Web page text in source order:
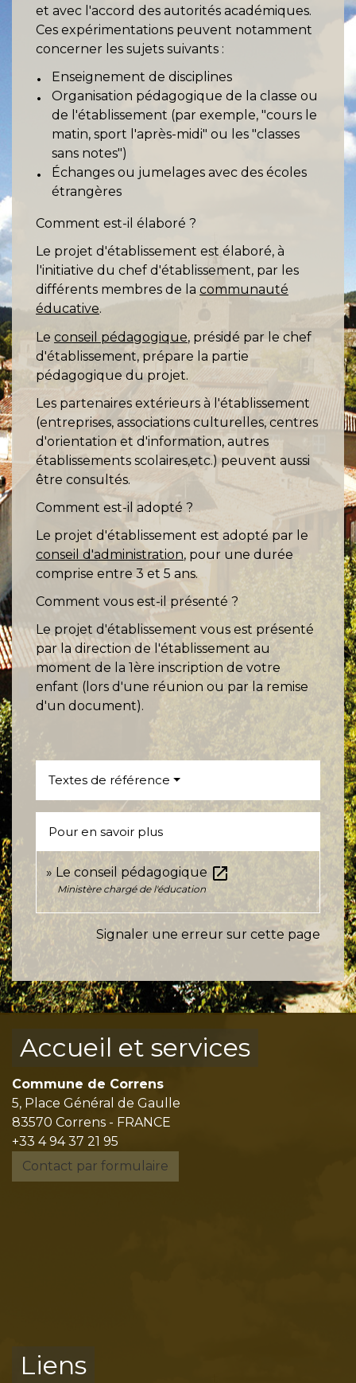
et avec l'accord des autorités académiques.
Ces expérimentations peuvent notamment
concerner les sujets suivants :
Enseignement de disciplines
Organisation pédagogique de la classe ou
de l'établissement (par exemple, "cours le
matin, sport l'après-midi" ou les "classes
sans notes")
Échanges ou jumelages avec des écoles
étrangères
Comment est-il élaboré ?
Le projet d'établissement est élaboré, à
l'initiative du chef d'établissement, par les
différents membres de la communauté
éducative.
Le conseil pédagogique, présidé par le chef
d'établissement, prépare la partie
pédagogique du projet.
Les partenaires extérieurs à l'établissement
(entreprises, associations culturelles, centres
d'orientation et d'information, autres
établissements scolaires,etc.) peuvent aussi
être consultés.
Comment est-il adopté ?
Le projet d'établissement est adopté par le
conseil d'administration, pour une durée
comprise entre 3 et 5 ans.
Comment vous est-il présenté ?
Le projet d'établissement vous est présenté
par la direction de l'établissement au
moment de la 1ère inscription de votre
enfant (lors d'une réunion ou par la remise
d'un document).
Textes de référence
Pour en savoir plus
Le conseil pédagogique open_in_new
Ministère chargé de l'éducation
Signaler une erreur sur cette page
Accueil et services
Commune de Correns
5, Place Général de Gaulle
83570 Correns - FRANCE
+33 4 94 37 21 95
Contact par formulaire
Liens